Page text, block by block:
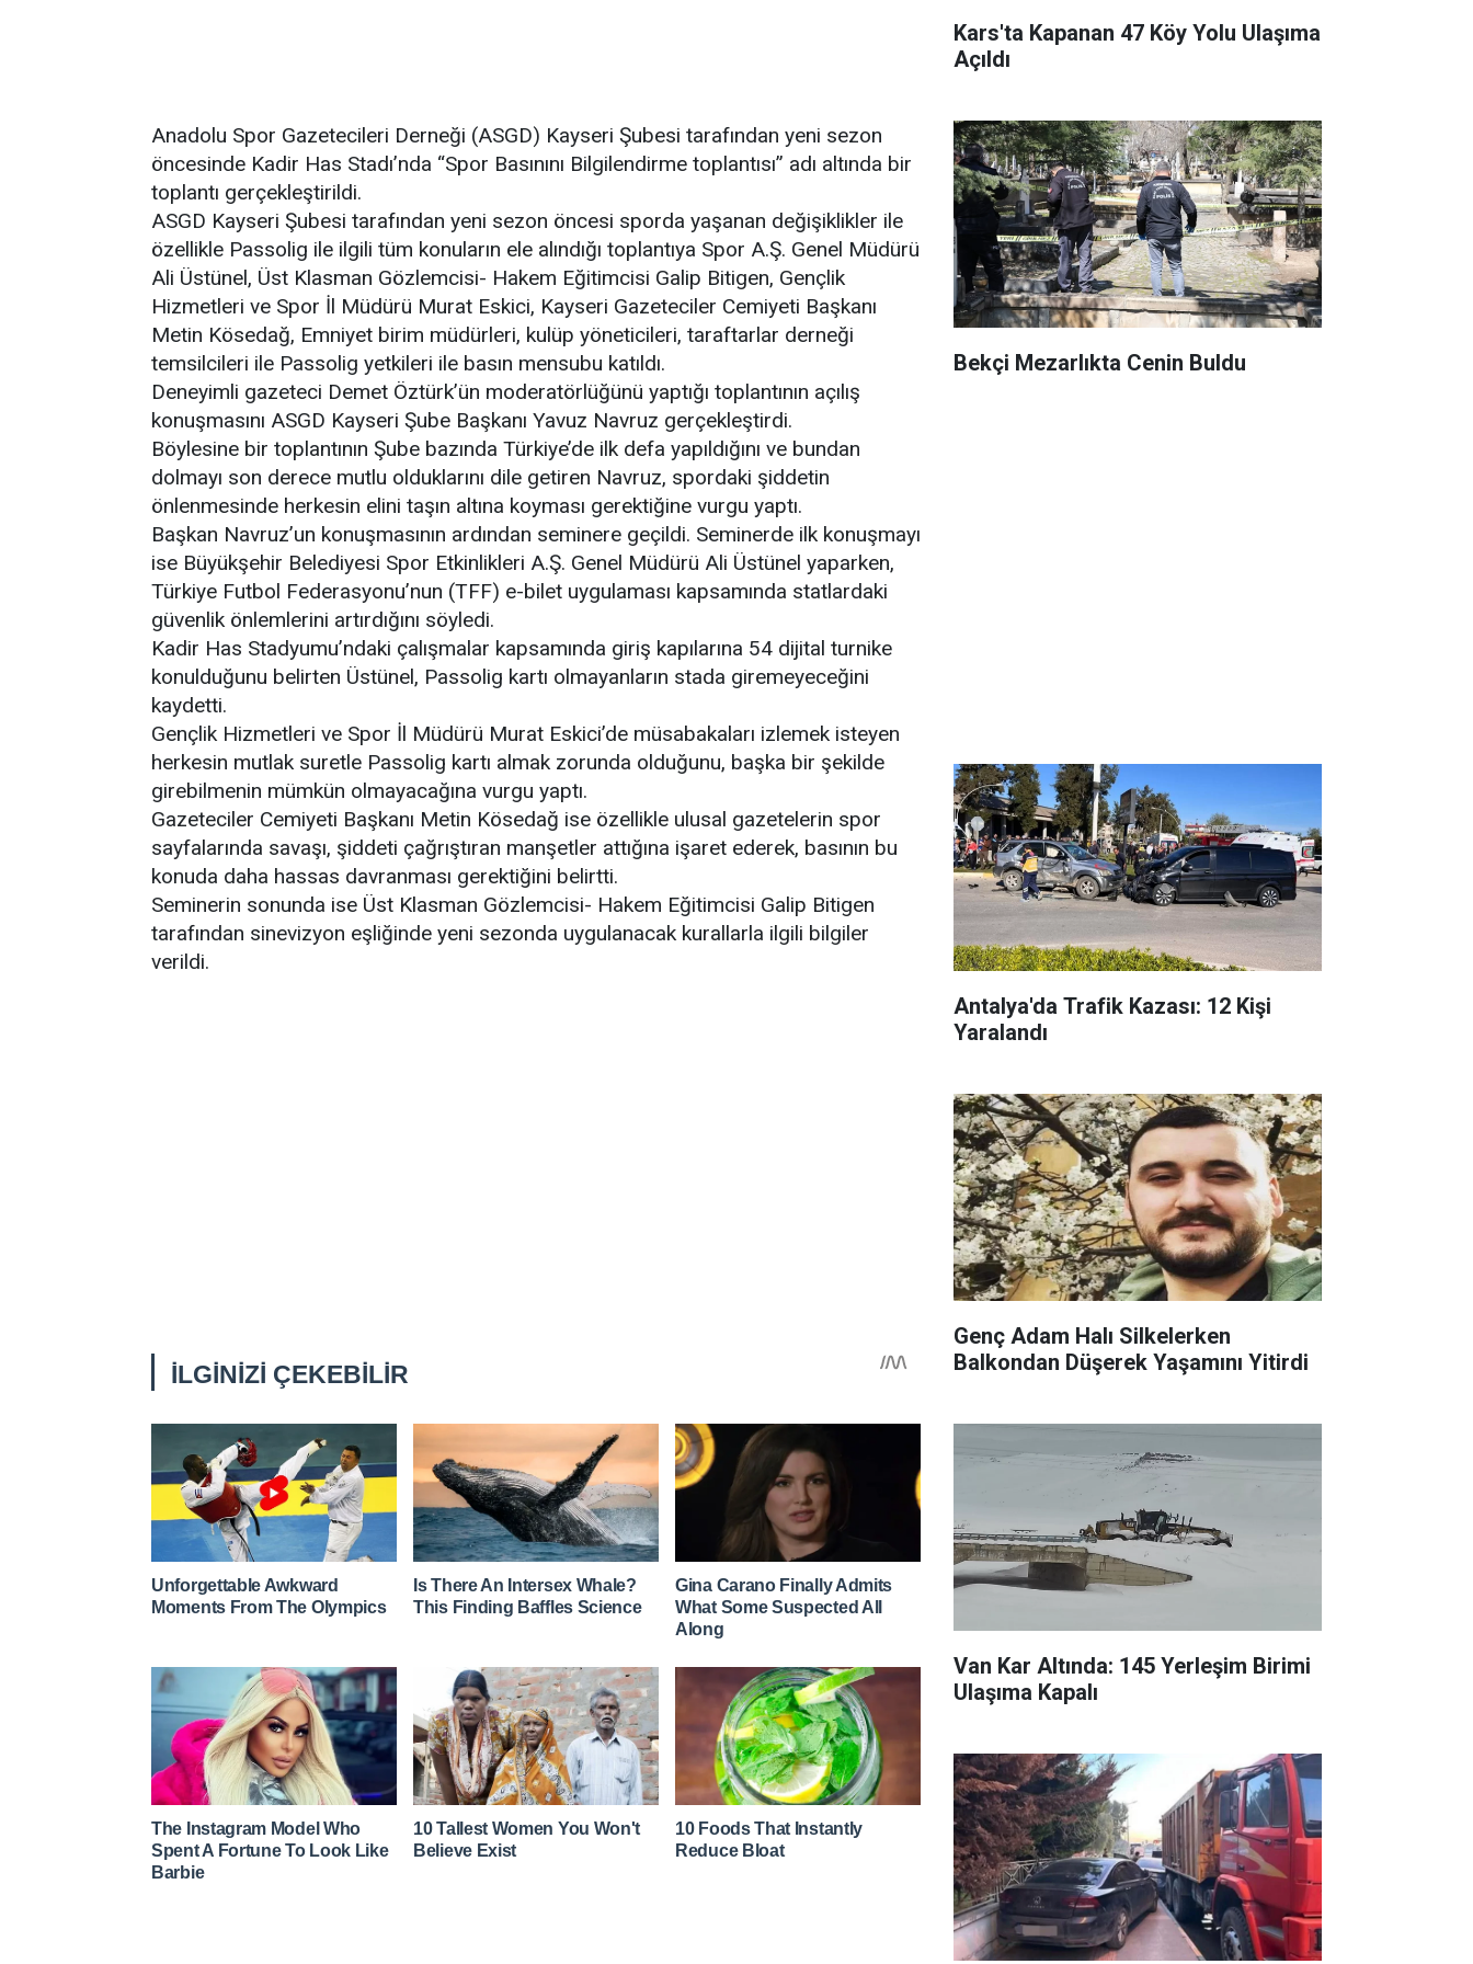
Anadolu Spor Gazetecileri Derneği (ASGD) Kayseri Şubesi tarafından yeni sezon
öncesinde Kadir Has Stadı’nda “Spor Basınını Bilgilendirme toplantısı” adı altında bir
toplantı gerçekleştirildi.
ASGD Kayseri Şubesi tarafından yeni sezon öncesi sporda yaşanan değişiklikler ile
özellikle Passolig ile ilgili tüm konuların ele alındığı toplantıya Spor A.Ş. Genel Müdürü
Ali Üstünel, Üst Klasman Gözlemcisi- Hakem Eğitimcisi Galip Bitigen, Gençlik
Hizmetleri ve Spor İl Müdürü Murat Eskici, Kayseri Gazeteciler Cemiyeti Başkanı
Metin Kösedağ, Emniyet birim müdürleri, kulüp yöneticileri, taraftarlar derneği
temsilcileri ile Passolig yetkileri ile basın mensubu katıldı.
Deneyimli gazeteci Demet Öztürk’ün moderatörlüğünü yaptığı toplantının açılış
konuşmasını ASGD Kayseri Şube Başkanı Yavuz Navruz gerçekleştirdi.
Böylesine bir toplantının Şube bazında Türkiye’de ilk defa yapıldığını ve bundan
dolmayı son derece mutlu olduklarını dile getiren Navruz, spordaki şiddetin
önlenmesinde herkesin elini taşın altına koyması gerektiğine vurgu yaptı.
Başkan Navruz’un konuşmasının ardından seminere geçildi. Seminerde ilk konuşmayı
ise Büyükşehir Belediyesi Spor Etkinlikleri A.Ş. Genel Müdürü Ali Üstünel yaparken,
Türkiye Futbol Federasyonu’nun (TFF) e-bilet uygulaması kapsamında statlardaki
güvenlik önlemlerini artırdığını söyledi.
Kadir Has Stadyumu’ndaki çalışmalar kapsamında giriş kapılarına 54 dijital turnike
konulduğunu belirten Üstünel, Passolig kartı olmayanların stada giremeyeceğini
kaydetti.
Gençlik Hizmetleri ve Spor İl Müdürü Murat Eskici’de müsabakaları izlemek isteyen
herkesin mutlak suretle Passolig kartı almak zorunda olduğunu, başka bir şekilde
girebilmenin mümkün olmayacağına vurgu yaptı.
Gazeteciler Cemiyeti Başkanı Metin Kösedağ ise özellikle ulusal gazetelerin spor
sayfalarında savaşı, şiddeti çağrıştıran manşetler attığına işaret ederek, basının bu
konuda daha hassas davranması gerektiğini belirtti.
Seminerin sonunda ise Üst Klasman Gözlemcisi- Hakem Eğitimcisi Galip Bitigen
tarafından sinevizyon eşliğinde yeni sezonda uygulanacak kurallarla ilgili bilgiler
verildi.
Kars'ta Kapanan 47 Köy Yolu Ulaşıma
Açıldı
Bekçi Mezarlıkta Cenin Buldu
Antalya'da Trafik Kazası: 12 Kişi
Yaralandı
Genç Adam Halı Silkelerken
Balkondan Düşerek Yaşamını Yitirdi
Van Kar Altında: 145 Yerleşim Birimi
Ulaşıma Kapalı